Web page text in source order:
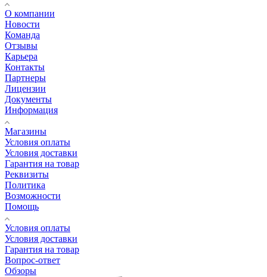
О компании
Новости
Команда
Отзывы
Карьера
Контакты
Партнеры
Лицензии
Документы
Информация
Магазины
Условия оплаты
Условия доставки
Гарантия на товар
Реквизиты
Политика
Возможности
Помощь
Условия оплаты
Условия доставки
Гарантия на товар
Вопрос-ответ
Обзоры